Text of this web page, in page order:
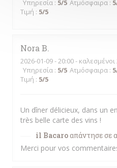
Υπηρεσία : 5/5 Ατμόσφαιρα : 5
Τιμή : 5/5
Nora B
2026-01-09- 20:00 - καλεσμένοι
Υπηρεσία : 5/5 Ατμόσφαιρα : 5
Τιμή : 5/5
Un dîner délicieux, dans un
très belle carte des vins !
il Bacaroαπάντησε σε
Merci pour vos